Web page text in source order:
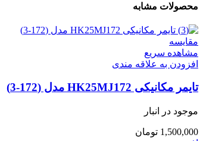
محصولات مشابه
مقایسه
مشاهده سریع
افزودن به علاقه مندی
تایمر مکانیکی HK25MJ172 مدل (172-3)
موجود در انبار
1,500,000 تومان